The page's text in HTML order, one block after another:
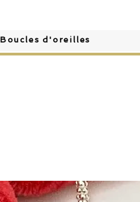
Boucles d'oreilles